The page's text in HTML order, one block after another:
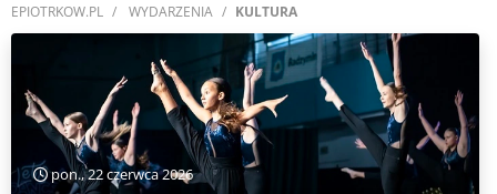
EPIOTRKOW.PL WYDARZENIA KULTURA
pon., 22 czerwca 2026